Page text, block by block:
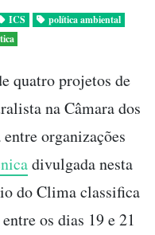
ICS
política ambiental
quatro projetos de
na Câmara dos
organizações
divulgada nesta
do Clima classifica
os dias 19 e 21